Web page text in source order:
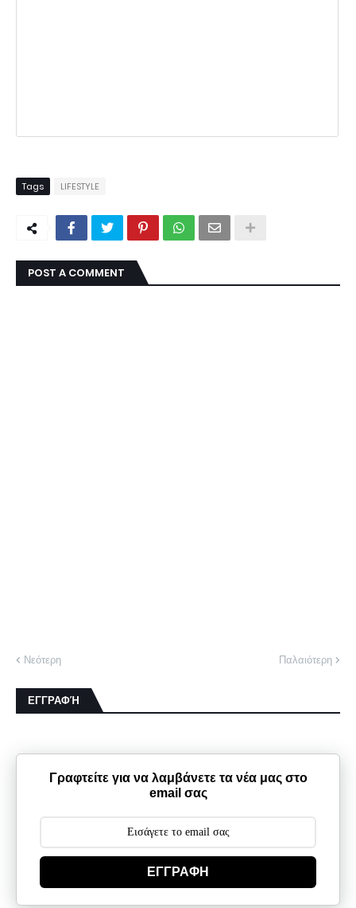
Tags LIFESTYLE
POST A COMMENT
Νεότερη Παλαιότερη
ΕΓΓΡΑΦΉ
Γραφτείτε για να λαμβάνετε τα νέα μας στο
email σας
ΕΓΓΡΑΦΗ